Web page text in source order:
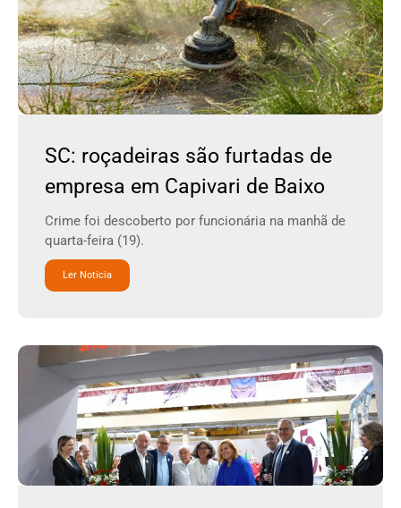
SC: roçadeiras são furtadas de
empresa em Capivari de Baixo
Crime foi descoberto por funcionária na manhã de
quarta-feira (19).
Ler Noticia